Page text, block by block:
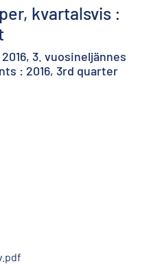
kvartalsvis :
3. vuosineljännes
: 2016, 3rd quarter